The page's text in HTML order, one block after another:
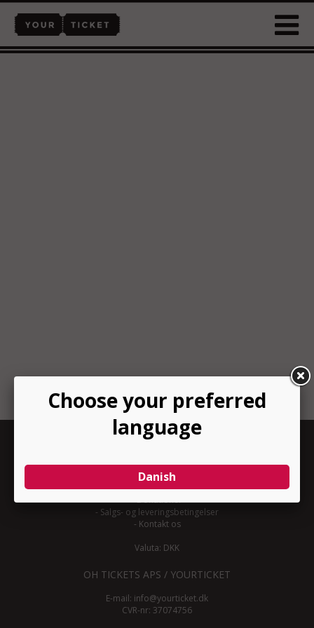
INFORMATION
-Om YourTicket
Bliv arrangør
-Arrangør login
-Donationer
- Salgs- og leveringsbetingelser
- Kontakt os
Valuta: DKK
OH TICKETS APS / YOURTICKET
E-mail: info@yourticket.dk
CVR-nr: 37074756